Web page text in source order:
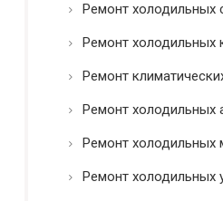
Ремонт холодильных
Ремонт холодильных
Ремонт
Ремонт холодильных
Ремонт холодильных
Ремонт холодильных